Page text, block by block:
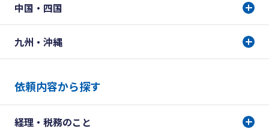
中国・四国
九州・沖縄
依頼内容から探す
経理・税務のこと